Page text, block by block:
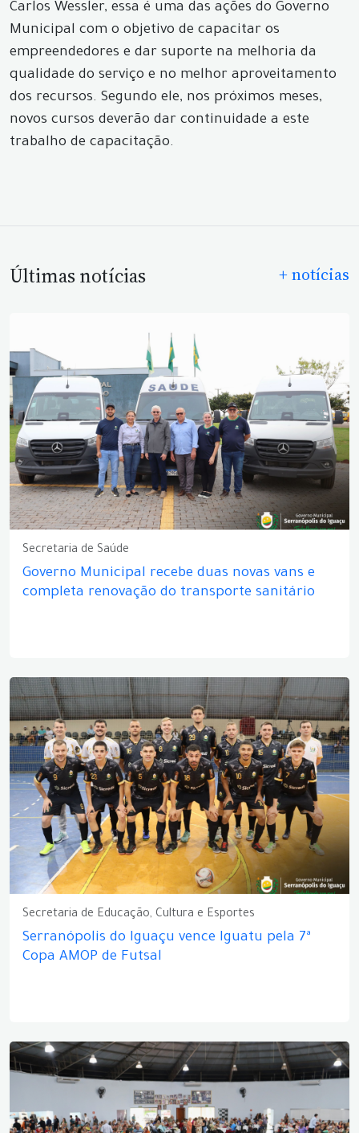
Carlos Wessler, essa é uma das ações do Governo
Municipal com o objetivo de capacitar os
empreendedores e dar suporte na melhoria da
qualidade do serviço e no melhor aproveitamento
dos recursos. Segundo ele, nos próximos meses,
novos cursos deverão dar continuidade a este
trabalho de capacitação.
Últimas notícias + notícias
Secretaria de Saúde
Governo Municipal recebe duas novas vans e
completa renovação do transporte sanitário
Secretaria de Educação, Cultura e Esportes
Serranópolis do Iguaçu vence Iguatu pela 7ª
Copa AMOP de Futsal